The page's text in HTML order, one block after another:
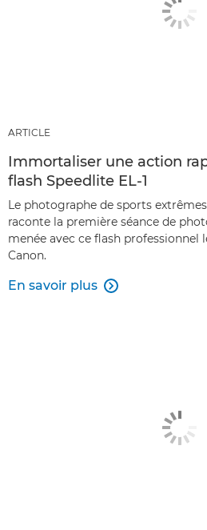
ARTICLE
Immortaliser une action
flash Speedlite EL-1
Le photographe de sports
raconte la première séance de
menée avec ce flash professionnel
Canon.
En savoir plus 